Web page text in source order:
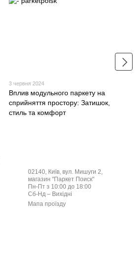
3 червня 2024
Вплив модульного паркету на
сприйняття простору: Затишок,
стиль та комфорт
02140, Київ, вул. Мишуги 2,
магазин "Паркет Поиск"
Пн-Пт з 10:00 до 18:00
Сб-Нд – Вихідні
Мапа проїзду